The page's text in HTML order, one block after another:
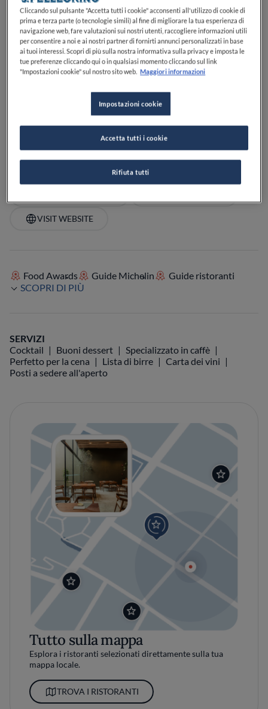
0 0 0 0 0
MeranoBZItalia
Sabato,19:00-21:00
VISIT WEBSITE
Food Awards Guide Michelin
Guide ristoranti
SCOPRI DI PIÙ
SERVIZI
Cocktail
Buoni dessert
Specializzato in caffè
Perfetto per la cena
Lista di birre
Carta dei vini
Posti a sedere all'aperto
Tutto sulla mappa
Esplora i ristoranti selezionati direttamente sulla tua
mappa locale.
TROVA I RISTORANTI
Cliccando sul pulsante "Accetta tutti i cookie" acconsenti all'utilizzo di cookie di
prima e terza parte (o tecnologie simili) al fine di migliorare la tua esperienza di
navigazione web, fare valutazioni sui nostri utenti, raccogliere informazioni utili
per consentire a noi e ai nostri partner di fornirti annunci personalizzati in base
ai tuoi interessi. Scopri di più sulla nostra informativa sulla privacy e imposta le
tue preferenze cliccando qui o in qualsiasi momento cliccando sul link
"Impostazioni cookie" sul nostro sito web. Maggiori informazioni
Impostazioni cookie
Rifiuta tutti
Accetta tutti i cookie